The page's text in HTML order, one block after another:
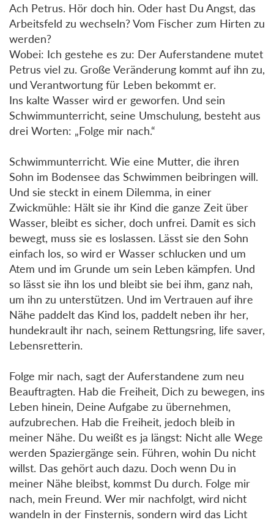
Ach Petrus. Hör doch hin. Oder hast Du Angst, das
Arbeitsfeld zu wechseln? Vom Fischer zum Hirten zu
werden?
Wobei: Ich gestehe es zu: Der Auferstandene mutet
Petrus viel zu. Große Veränderung kommt auf ihn zu,
und Verantwortung für Leben bekommt er.
Ins kalte Wasser wird er geworfen. Und sein
Schwimmunterricht, seine Umschulung, besteht aus
drei Worten: „Folge mir nach.“
Schwimmunterricht. Wie eine Mutter, die ihren
Sohn im Bodensee das Schwimmen beibringen will.
Und sie steckt in einem Dilemma, in einer
Zwickmühle: Hält sie ihr Kind die ganze Zeit über
Wasser, bleibt es sicher, doch unfrei. Damit es sich
bewegt, muss sie es loslassen. Lässt sie den Sohn
einfach los, so wird er Wasser schlucken und um
Atem und im Grunde um sein Leben kämpfen. Und
so lässt sie ihn los und bleibt sie bei ihm, ganz nah,
um ihn zu unterstützen. Und im Vertrauen auf ihre
Nähe paddelt das Kind los, paddelt neben ihr her,
hundekrault ihr nach, seinem Rettungsring, life saver,
Lebensretterin.
Folge mir nach, sagt der Auferstandene zum neu
Beauftragten. Hab die Freiheit, Dich zu bewegen, ins
Leben hinein, Deine Aufgabe zu übernehmen,
aufzubrechen. Hab die Freiheit, jedoch bleib in
meiner Nähe. Du weißt es ja längst: Nicht alle Wege
werden Spaziergänge sein. Führen, wohin Du nicht
willst. Das gehört auch dazu. Doch wenn Du in
meiner Nähe bleibst, kommst Du durch. Folge mir
nach, mein Freund. Wer mir nachfolgt, wird nicht
wandeln in der Finsternis, sondern wird das Licht